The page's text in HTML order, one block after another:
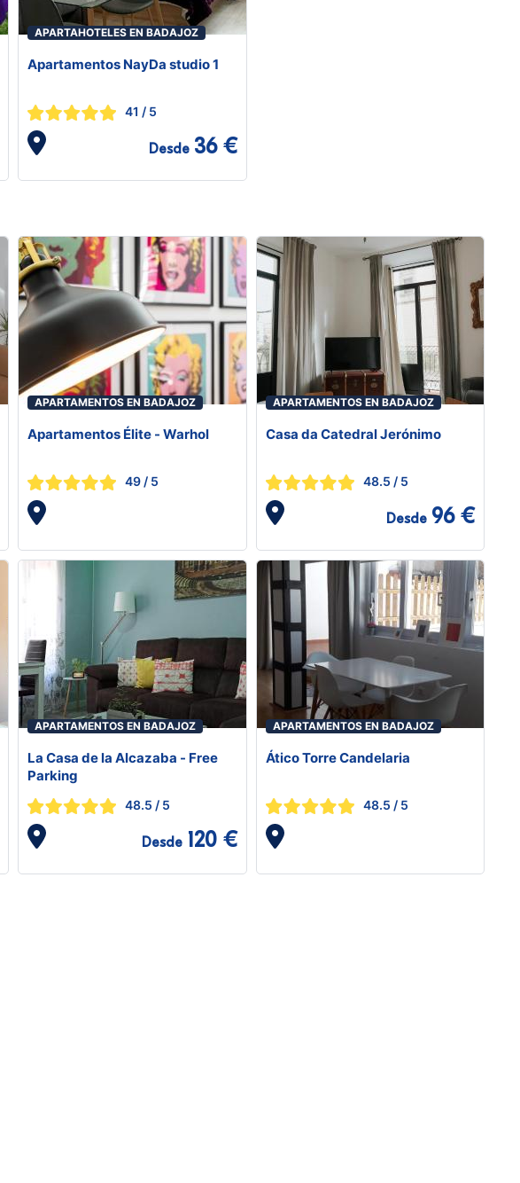
APARTAHOTELES EN BADAJOZ
Apartamentos NayDa studio 1
41 / 5
Desde 36 €
APARTAMENTOS EN BADAJOZ
Apartamentos Élite - Warhol
49 / 5
APARTAMENTOS EN BADAJOZ
Casa da Catedral Jerónimo
48.5 / 5
Desde 96 €
APARTAMENTOS EN BADAJOZ
La Casa de la Alcazaba - Free
Parking
48.5 / 5
Desde 120 €
APARTAMENTOS EN BADAJOZ
Ático Torre Candelaria
48.5 / 5